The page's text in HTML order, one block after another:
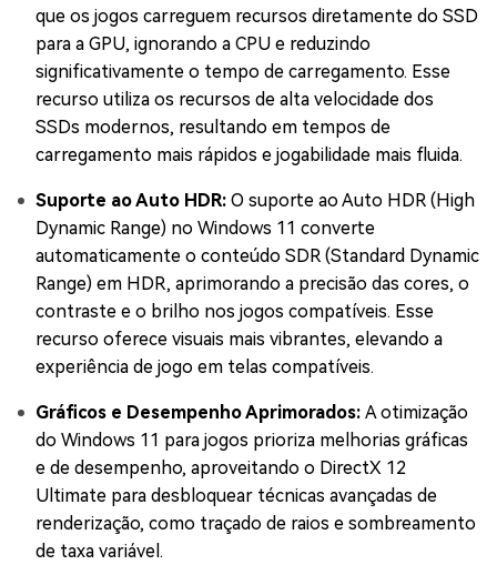
que os jogos carreguem recursos diretamente do SSD
para a GPU, ignorando a CPU e reduzindo
significativamente o tempo de carregamento. Esse
recurso utiliza os recursos de alta velocidade dos
SSDs modernos, resultando em tempos de
carregamento mais rápidos e jogabilidade mais fluida.
Suporte ao Auto HDR: O suporte ao Auto HDR (High
Dynamic Range) no Windows 11 converte
automaticamente o conteúdo SDR (Standard Dynamic
Range) em HDR, aprimorando a precisão das cores, o
contraste e o brilho nos jogos compatíveis. Esse
recurso oferece visuais mais vibrantes, elevando a
experiência de jogo em telas compatíveis.
Gráficos e Desempenho Aprimorados: A otimização
do Windows 11 para jogos prioriza melhorias gráficas
e de desempenho, aproveitando o DirectX 12
Ultimate para desbloquear técnicas avançadas de
renderização, como traçado de raios e sombreamento
de taxa variável.